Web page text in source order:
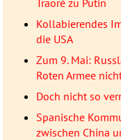
Kollabierendes
die USA
Zum 9. Mai:
Roten Armee
Doch nicht so
Spanische
zwischen China